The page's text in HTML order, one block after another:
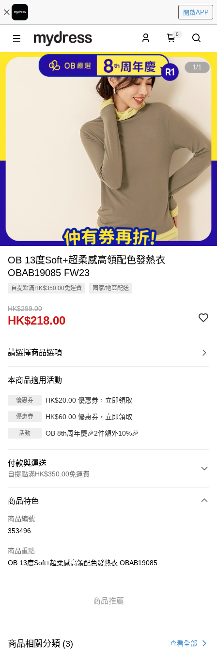
開啟APP
0
1/1
OB 13度Soft+超柔感高領配色發熱衣
OBAB19085 FW23
自提點滿HK$350.00免運費 國家/地區配送
HK$299.00
HK$218.00
請選擇商品選項
本商品適用活動
優惠券 HK$20.00 優惠券，立即領取
優惠券 HK$60.00 優惠券，立即領取
活動 OB 8th周年慶🎉2件額外10%🎉
付款與運送
自提點滿HK$350.00免運費
信用卡
Apple Pay
PayMe
付款後順豐站及營業點
商品特色
商品編號
353496
商品重點
OB 13度Soft+超柔感高領配色發熱衣 OBAB19085
商品推薦
商品相關分類 (3) 查看全部